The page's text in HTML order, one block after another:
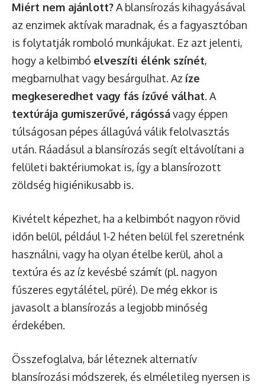
Miért nem ajánlott?A blansírozás kihagyásával
az enzimek aktívak maradnak, és a fagyasztóban
is folytatják romboló munkájukat. Ez azt jelenti,
hogy a kelbimbó elveszíti élénk színét,
megbarnulhat vagy besárgulhat. Az íze
megkeseredhet vagy fás ízűvé válhat. A
textúrája gumiszerűvé, rágóssávagy éppen
túlságosan pépes állagúvá válik felolvasztás
után. Ráadásul a blansírozás segít eltávolítani a
felületi baktériumokat is, így a blansírozott
zöldség higiénikusabb is.
Kivételt képezhet, ha a kelbimbót nagyon rövid
időn belül, például 1-2 héten belül fel szeretnénk
használni, vagy ha olyan ételbe kerül, ahol a
textúra és az íz kevésbé számít (pl. nagyon
fűszeres egytálétel, püré). De még ekkor is
javasolt a blansírozás a legjobb minőség
érdekében.
Összefoglalva, bár léteznek alternatív
blansírozási módszerek, és elméletileg nyersen is